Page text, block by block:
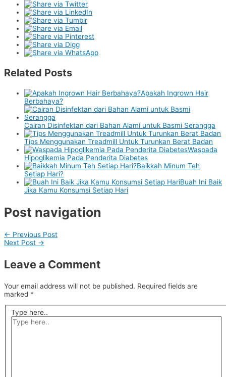
Related Posts
Apakah Ingrown Hair
Berbahaya?
Cairan Disinfektan dari Bahan Alami untuk Basmi Serangga
Tips Menggunakan Treadmill Untuk Turunkan Berat Badan
Waspada
Hipoglikemia Pada Penderita Diabetes
Baikkah Minum Teh
Setiap Hari?
Buah Ini Baik
Jika Kamu Konsumsi Setiap Hari
Post navigation
← Previous Post
Next Post →
Leave a Comment
Your email address will not be published. Required fields are
marked *
Type here..